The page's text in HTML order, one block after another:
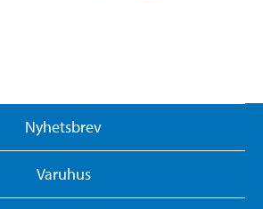
Nyhetsbrev
Varuhus